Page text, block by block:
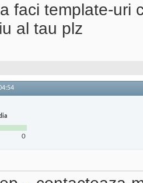
faci template-uri
al tau plz
0